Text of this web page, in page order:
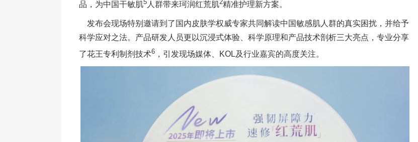
品，为中国干敏肌5 人群带来珂润红荒肌2精准护理新方案。
发布会现场特别邀请到了国内皮肤学权威专家共同解读中国敏感肌人群的真实困扰，并给予
科学应对之法。产品研发人员更以沉浸式体验、科学原理和产品技术剖析三大亮点，专业分享
了花王专利制剂技术6 ，引发现场媒体、KOL及行业嘉宾的高度关注。